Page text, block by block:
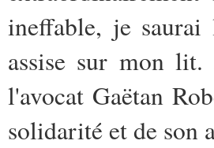
ineffable, je
assise sur mon
l'avocat Gaëtan
solidarité et de son